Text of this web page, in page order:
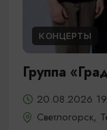
КОНЦЕРТЫ
Группа
20.08.2026
Светлогорск,